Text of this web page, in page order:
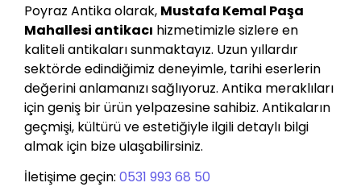
Poyraz Antika olarak, Mustafa Kemal Paşa
Mahallesi antikacı hizmetimizle sizlere en
kaliteli antikaları sunmaktayız. Uzun yıllardır
sektörde edindiğimiz deneyimle, tarihi eserlerin
değerini anlamanızı sağlıyoruz. Antika meraklıları
için geniş bir ürün yelpazesine sahibiz. Antikaların
geçmişi, kültürü ve estetiğiyle ilgili detaylı bilgi
almak için bize ulaşabilirsiniz.
İletişime geçin: 0531 993 68 50